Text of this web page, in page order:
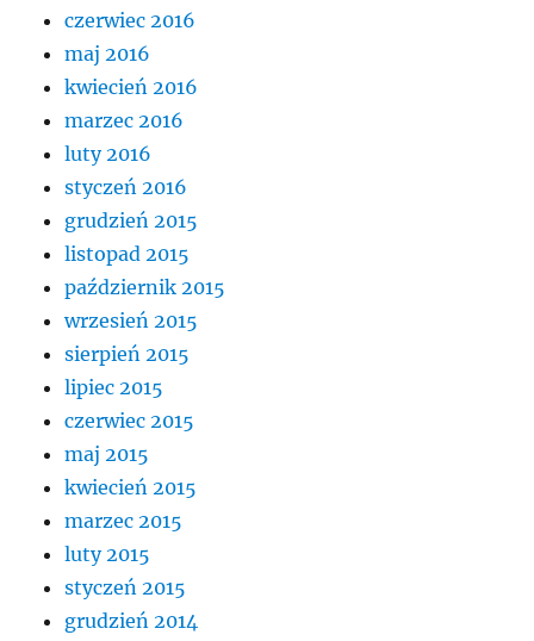
czerwiec 2016
maj 2016
kwiecień 2016
marzec 2016
luty 2016
styczeń 2016
grudzień 2015
listopad 2015
październik 2015
wrzesień 2015
sierpień 2015
lipiec 2015
czerwiec 2015
maj 2015
kwiecień 2015
marzec 2015
luty 2015
styczeń 2015
grudzień 2014